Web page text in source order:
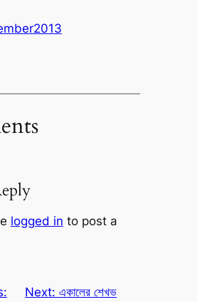
2013
logged in to post a
Next:একালের শেখভ